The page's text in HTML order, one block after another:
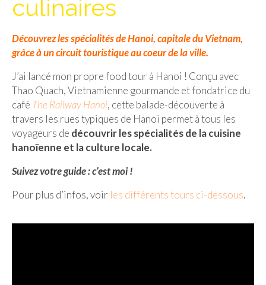
Isla del Sol
Lac Titicaca
Sucre
Paraguay
culinaires
Découvrez les spécialités de Hanoi, capitale du Vietnam,
grâce à un circuit touristique au coeur de la ville.
J’ai lancé mon propre food tour à Hanoi ! Conçu avec
Thao Quach, Vietnamienne gourmande et fondatrice du
café The Railway Hanoi, cette balade-découverte à
travers les rues typiques de Hanoï permet à tous les
voyageurs de découvrir les spécialités de la cuisine
hanoïenne et la culture locale.
Suivez votre guide : c’est moi !
Pour plus d’infos, voir les différents tours ci-dessous.